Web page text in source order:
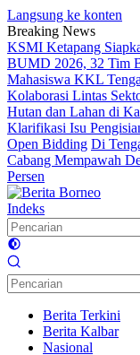
Langsung ke konten
Breaking News
KSMI Ketapang
BUMD 2026, 32 Tim
Mahasiswa KKL
Kolaborasi Lintas
Hutan dan Lahan di
Klarifikasi Isu
Open Bidding Di
Cabang Mempawah
Persen
Indeks
Berita Terkini
Berita Kalbar
Nasional